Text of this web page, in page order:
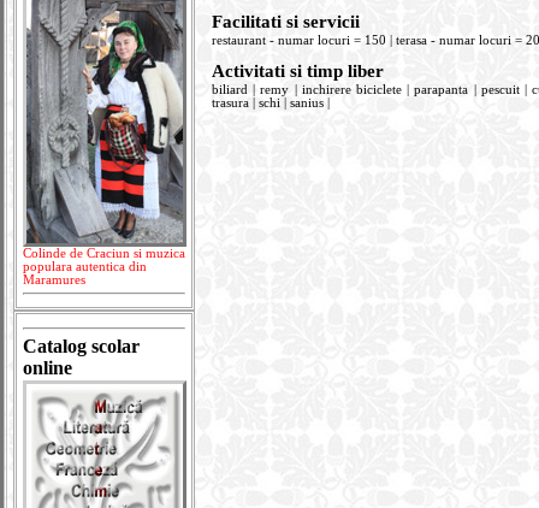
Colinde de Craciun si muzica
populara autentica din
Maramures
Catalog scolar
online
Facilitati si servicii
restaurant - numar locuri = 150 | terasa - numar locuri =
Activitati si timp liber
biliard | remy | inchirere biciclete | parapanta | pescuit |
trasura | schi | sanius |